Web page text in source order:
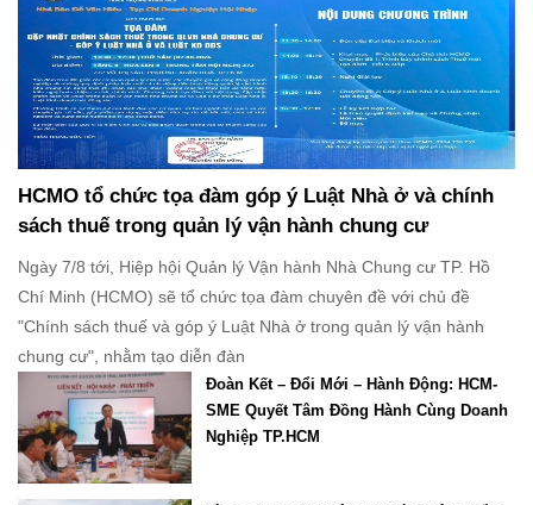
HCMO tổ chức tọa đàm góp ý Luật Nhà ở và chính
sách thuế trong quản lý vận hành chung cư
Ngày 7/8 tới, Hiệp hội Quản lý Vận hành Nhà Chung cư TP. Hồ
Chí Minh (HCMO) sẽ tổ chức tọa đàm chuyên đề với chủ đề
"Chính sách thuế và góp ý Luật Nhà ở trong quản lý vận hành
chung cư", nhằm tạo diễn đàn
Đoàn Kết – Đổi Mới – Hành Động: HCM-
SME Quyết Tâm Đồng Hành Cùng Doanh
Nghiệp TP.HCM